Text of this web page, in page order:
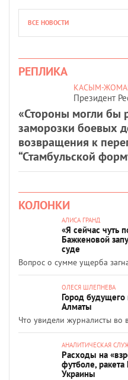
ВСЕ НОВОСТИ
РЕПЛИКА
КАСЫМ-
Президент
«Стороны могли бы
заморозки боевых
возвращения к
“Стамбульской
КОЛОНКИ
АЛИСА ГРАНД
«Я сейчас чуть
Бажкеновой
суде
Вопрос о сумме ущерба
ОЛЕСЯ ШЛЕПНЕВА
Город будущего
Алматы
Что увидели журналисты во
АНАЛИТИЧЕСКАЯ
Расходы на
футболе,
Украины